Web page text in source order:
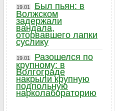
19.01
Был пьян: в
Волжском
задержали
вандала,
оторвавшего лапки
суслику
19.01
Разошелся по
крупному: в
Волгограде
накрыли крупную
подпольную
нарколабораторию